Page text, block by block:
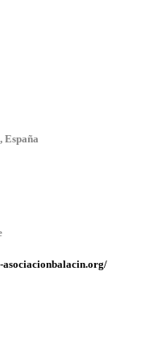
España
asociacionbalacin.org/